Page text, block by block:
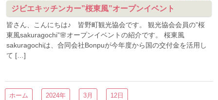
ジビエキッチンカー”桜東風”オープンイベント
皆さん、こんにちは♪ 皆野町観光協会です。 観光協会会員の”桜
東風sakuragochi”🌸オープンイベントの紹介です。 桜東風
sakuragochiは、合同会社Bonpuが今年度から国の交付金を活用し
て […]
ホーム 2024年 3月 12日